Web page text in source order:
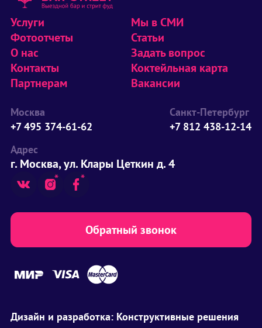
Услуги
Фотоотчеты
О нас
Контакты
Партнерам
Мы в СМИ
Статьи
Задать вопрос
Коктейльная карта
Вакансии
Москва
+7 495 374-61-62
Санкт-Петербург
+7 812 438-12-14
Адрес
г. Москва, ул. Клары Цеткин д. 4
Обратный звонок
Дизайн и разработка: Конструктивные решения